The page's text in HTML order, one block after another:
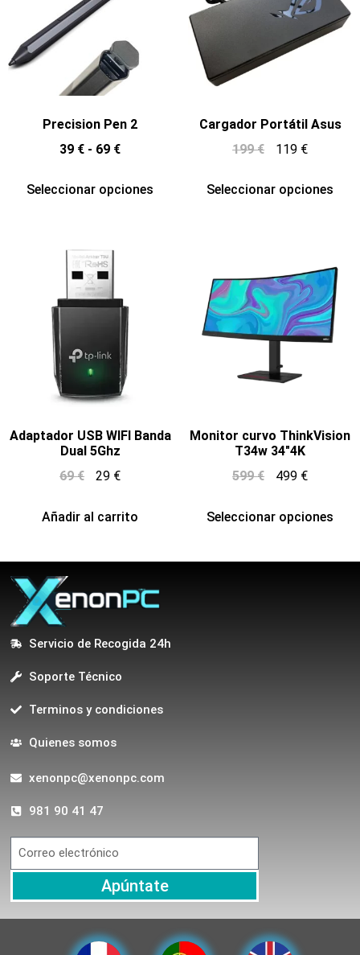
Precision Pen 2
39 € - 69 €
Seleccionar opciones
Cargador Portátil Asus
199€ 119 €
Seleccionar opciones
Adaptador USB WIFI Banda
Dual 5Ghz
69€ 29 €
Añadir al carrito
Monitor curvo ThinkVision
T34w 34″4K
599€ 499 €
Seleccionar opciones
Servicio de Recogida 24h
Soporte Técnico
Terminos y condiciones
Quienes somos
xenonpc@xenonpc.com
981 90 41 47
Apúntate